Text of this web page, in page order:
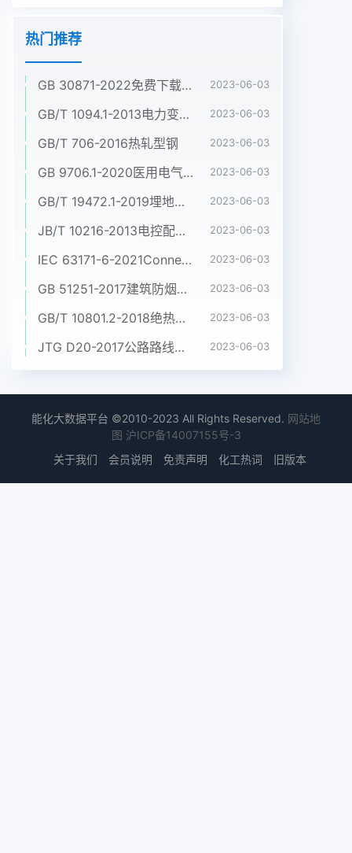
热门推荐
GB 30871-2022免费下载危险化学品企业特殊作业安全规范 2023-06-03
GB/T 1094.1-2013电力变压器 第1部分:总则 2023-06-03
GB/T 706-2016热轧型钢 2023-06-03
GB 9706.1-2020医用电气设备 第1部分:基本安全和基本性能的通用要求 2023-06-03
GB/T 19472.1-2019埋地用聚乙烯(PE)结构壁管道系统 第1部分:聚乙烯双壁波纹管材 2023-06-03
JB/T 10216-2013电控配电用电缆桥架 2023-06-03
IEC 63171-6-2021Connectors for electrical and electronic equipment - Part 6: Detail specification for 2-way and 4-way (data/power), shielded, free and fixed connectors for power and data transmission with frequencies up to 600 MHz 2023-06-03
GB 51251-2017建筑防烟排烟系统技术标准 2023-06-03
GB/T 10801.2-2018绝热用挤塑聚苯乙烯泡沫塑料(XPS) 2023-06-03
JTG D20-2017公路路线设计规范 2023-06-03
能化大数据平台 ©2010-2023 All Rights Reserved. 网站地
图 沪ICP备14007155号-3
关于我们
会员说明 免责声明 化工热词 旧版本